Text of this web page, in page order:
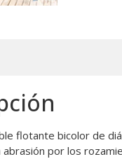
flotante bicolor de
por los